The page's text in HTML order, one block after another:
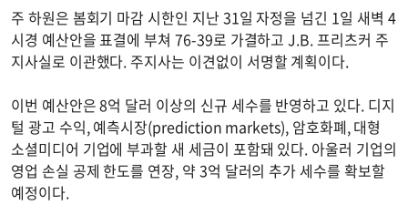
주 하원은 봄회기 마감 시한인 지난 31일 자정을 넘긴 1일 새벽 4
시경 예산안을 표결에 부쳐 76-39로 가결하고 J.B. 프리츠커 주
지사실로 이관했다. 주지사는 이견없이 서명할 계획이다.
이번 예산안은 8억 달러 이상의 신규 세수를 반영하고 있다. 디지
털 광고 수익, 예측시장(prediction markets), 암호화폐, 대형
소셜미디어 기업에 부과할 새 세금이 포함돼 있다. 아울러 기업의
영업 손실 공제 한도를 연장, 약 3억 달러의 추가 세수를 확보할
예정이다.